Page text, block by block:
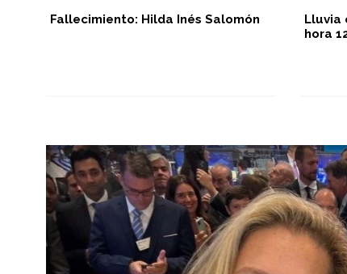
Fallecimiento: Hilda Inés Salomón
Lluvia
hora